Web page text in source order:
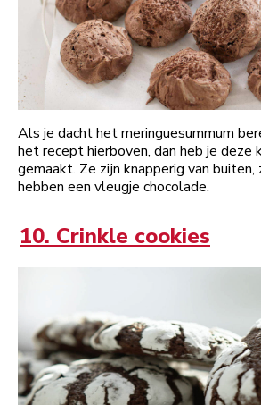
Als je dacht het meringuesummum
het recept hierboven, dan heb je deze
gemaakt. Ze zijn knapperig van buiten,
hebben een vleugje chocolade.
10. Crinkle cookies